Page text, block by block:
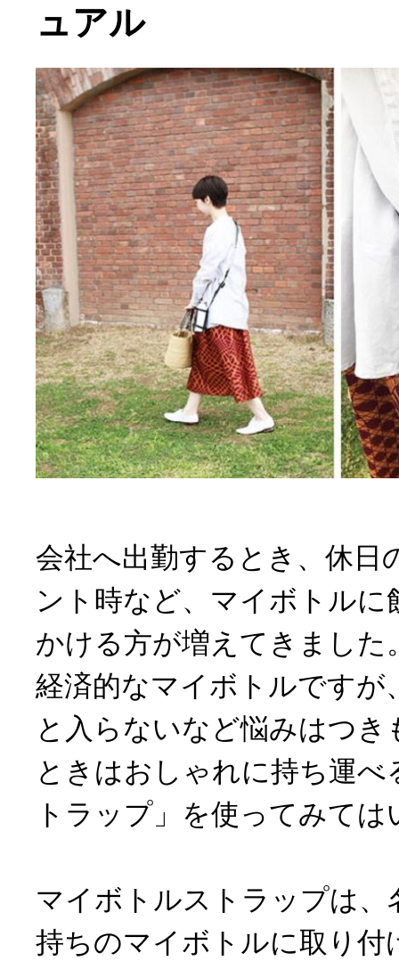
ュアル
会社へ出勤するとき、休日
ント時など、マイボトルに
かける方が増えてきました
経済的なマイボトルですが
と入らないなど悩みはつ
ときはおしゃれに持ち運
トラップ」を使ってみて
マイボトルストラップは、
持ちのマイボトルに取り付